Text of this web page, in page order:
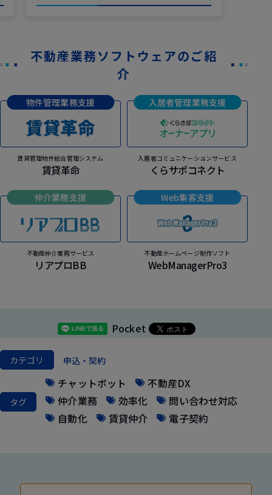
不動産業務ソフトウェアのご紹
介
物件管理業務支援
賃貸管理物件総合管理システム
賃貸革命
入居者管理業務支援
入居者コミュニケーションサービス
くらサポコネクト
仲介業務支援
不動産仲介業務サービス
リアプロBB
Web集客支援
不動産ホームページ制作ソフト
WebManagerPro3
Pocket
カテゴリ 申込・契約
タグ
チャットボット
不動産DX
仲介業務
効率化
問い合わせ対応
自動化
賃貸仲介 電子契約